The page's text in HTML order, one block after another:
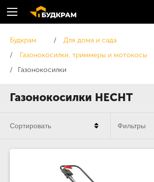
Газонокосилки HECHT
Будкрам
Для дома и сада
Газонокосилки, триммеры и мотокосы
Газонокосилки
Сортировать Фильтры